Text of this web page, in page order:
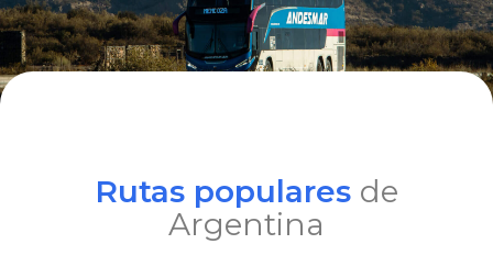
Rutas populares de
Argentina